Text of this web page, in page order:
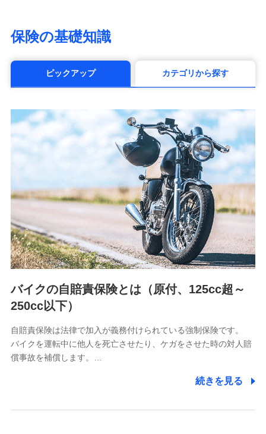
第一ネオ生命保険株式会社
（https://neofirst.co.jp/）
life.co.jp）
太陽生命保険株式会社（https://www.taiyo-
（https://www.zurichlife.co.jp/）
東京海上日動あんしん生命保険株式会社
（https://www.tmn-anshin.co.jp/）
なないろ生命保険株式会社
（https://www.nanairolife.co.jp/）
日本生命保険相互会社
（https://www.nissay.co.jp）
はなさく生命保険株式会社
（https://www.life8739.co.jp/）
マニュライフ生命保険株式会社
（https://www.manulife.co.jp/）
三井住友海上あいおい生命保険株式会社
メットライフ生命株式会社
(https://www.metlife.co.jp/)
メディケア生命保険株式会社
（https://www.medicarelife.com/）
■少額短期保険
保険の基礎知識
ピックアップ カテゴリから探す
バイクの自賠責保険とは（原付、125cc超～
250cc以下）
自賠責保険は法律で加入が義務付けられている強制保険です。
バイクを運転中に他人を死亡させたり、ケガをさせた時の対人賠
償事故を補償します。…
続きを見る